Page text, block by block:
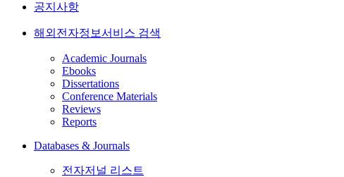
공지사항
해외전자정보서비스 검색
Academic Journals
Ebooks
Dissertations
Conference Materials
Reviews
Reports
Databases & Journals
전자저널 리스트